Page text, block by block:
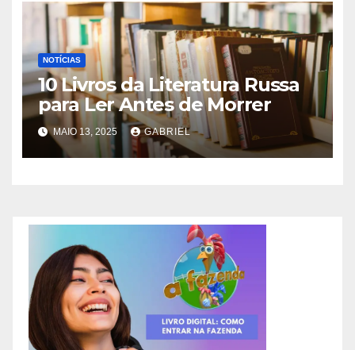
NOTÍCIAS
10 Livros da Literatura Russa
para Ler Antes de Morrer
MAIO 13, 2025 GABRIEL